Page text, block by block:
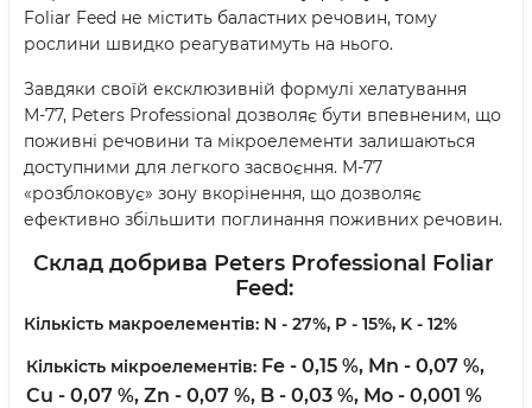
Foliar Feed не містить баластних речовин, тому
рослини швидко реагуватимуть на нього.
Завдяки своїй ексклюзивній формулі хелатування
М-77, Peters Professional дозволяє бути впевненим, що
поживні речовини та мікроелементи залишаються
доступними для легкого засвоєння. М-77
«розблоковує» зону вкорінення, що дозволяє
ефективно збільшити поглинання поживних речовин.
Склад добрива Peters Professional Foliar
Feed:
Кількість макроелементів: N - 27%, P - 15%, K - 12%
Кількість мікроелементів: Fe - 0,15 %, Mn - 0,07 %,
Cu - 0,07 %, Zn - 0,07 %, B - 0,03 %, Mo - 0,001 %